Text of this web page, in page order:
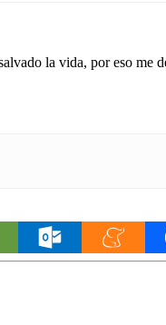
la vida, por eso me